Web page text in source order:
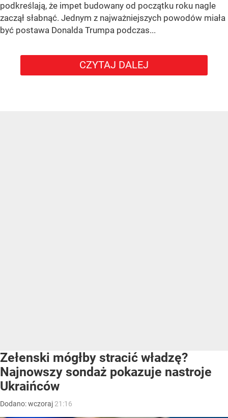
podkreślają, że impet budowany od początku roku nagle
zaczął słabnąć. Jednym z najważniejszych powodów miała
być postawa Donalda Trumpa podczas...
CZYTAJ DALEJ
Zełenski mógłby stracić władzę?
Najnowszy sondaż pokazuje nastroje
Ukraińców
Dodano:wczoraj 21:16